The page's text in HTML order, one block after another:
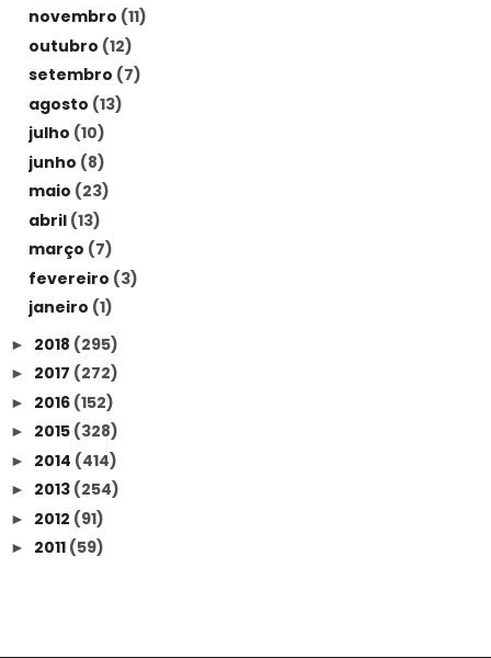
novembro (11)
outubro (12)
setembro (7)
agosto (13)
julho (10)
junho (8)
maio (23)
abril (13)
março (7)
fevereiro (3)
janeiro (1)
► 2018 (295)
► 2017 (272)
► 2016 (152)
► 2015 (328)
► 2014 (414)
► 2013 (254)
► 2012 (91)
► 2011 (59)